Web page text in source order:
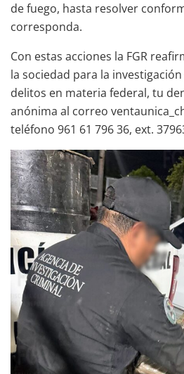
de fuego, hasta resolver
corresponda.
Con estas acciones la FGR
la sociedad para la
delitos en materia federal, tu
anónima al correo
teléfono 961 61 796 36, ext.